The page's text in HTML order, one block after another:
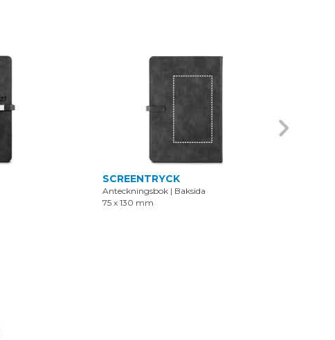
SCREENTRYCK
Anteckningsbok | Baksida
75 x 130 mm